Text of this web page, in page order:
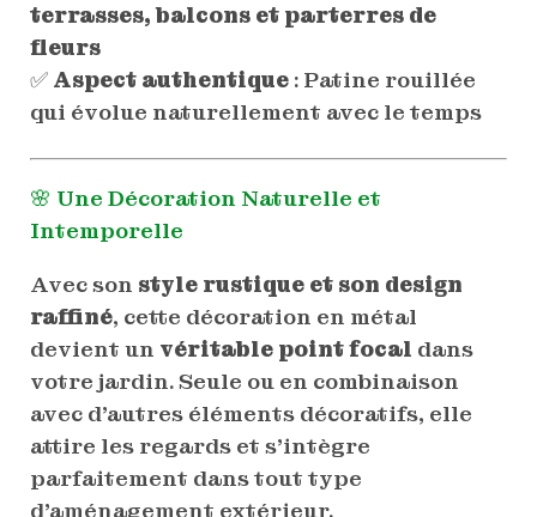
terrasses, balcons et parterres de
fleurs
✅ Aspect authentique: Patine rouillée
qui évolue naturellement avec le temps
🌸 Une Décoration Naturelle et
Intemporelle
Avec son style rustique et son design
raffiné, cette décoration en métal
devient un véritable point focal dans
votre jardin. Seule ou en combinaison
avec d’autres éléments décoratifs, elle
attire les regards et s’intègre
parfaitement dans tout type
d’aménagement extérieur.